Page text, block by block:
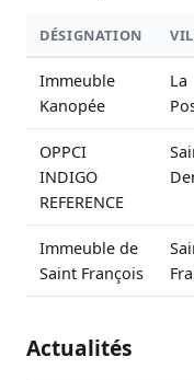
DÉSIGNATION
Immeuble
Kanopée
La
OPPCI
INDIGO
REFERENCE
Immeuble de
Saint François
Actualités